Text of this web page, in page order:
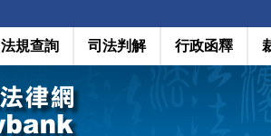
法規查詢 司法判解 行政函釋